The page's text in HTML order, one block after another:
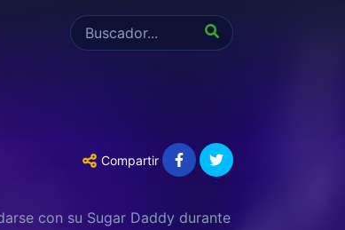
Compartir
con su Sugar Daddy durante